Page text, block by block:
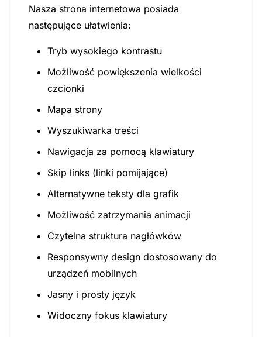
Nasza strona internetowa posiada
następujące ułatwienia:
Tryb wysokiego kontrastu
Możliwość powiększenia wielkości
czcionki
Mapa strony
Wyszukiwarka treści
Nawigacja za pomocą klawiatury
Skip links (linki pomijające)
Alternatywne teksty dla grafik
Możliwość zatrzymania animacji
Czytelna struktura nagłówków
Responsywny design dostosowany do
urządzeń mobilnych
Jasny i prosty język
Widoczny fokus klawiatury